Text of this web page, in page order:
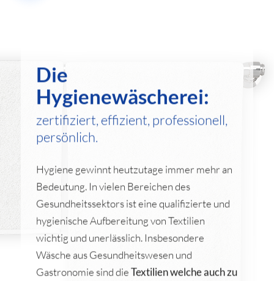
Die
Hygienewäscherei:
zertifiziert, effizient, professionell,
persönlich.
Hygiene gewinnt heutzutage immer mehr an
Bedeutung. In vielen Bereichen des
Gesundheitssektors ist eine qualifizierte und
hygienische Aufbereitung von Textilien
wichtig und unerlässlich. Insbesondere
Wäsche aus Gesundheitswesen und
Gastronomie sind dieTextilien welche auch zu